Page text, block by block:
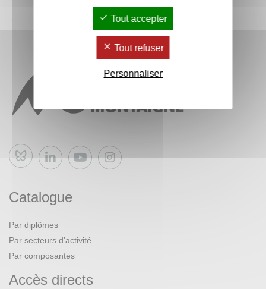
Bluesky
Catalogue
Par diplômes
Par secteurs d’activité
Par composantes
Accès directs
Tout accepter
Tout refuser
Personnaliser